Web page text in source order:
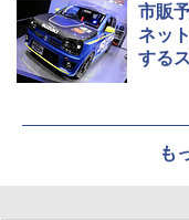
市販
ネッ
する
も